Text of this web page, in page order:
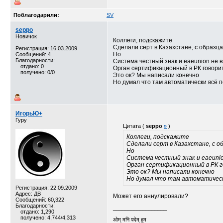
Поблагодарили: SV
seppo
Новичок
Регистрация: 16.03.2009
Сообщений: 4
Благодарности:
отдано: 0
получено: 0/0
Коллеги, подскажите
Сделали серт в Казахстане, с
Но
Система честный знак и eaeunion не
Орган сертификационный в РК
Это ок? Мы написали конечно
Но думал что там автоматически всё
ИгорьЮ+
Гуру
Регистрация: 22.09.2009
Адрес: ДВ
Сообщений: 60,322
Благодарности:
отдано: 1,290
получено: 4,744/4,313
Цитата ( seppo » )
Коллеги, подскажите
Сделали серт в Казахстане, с
Но
Система честный знак и
Орган сертификационный в РК
Это ок? Мы написали конечно
Но думал что там
Может его аннулировали?
ओम् मनि पदेम् हुम